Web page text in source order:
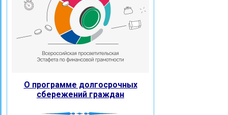
О программе долгосрочных
сбережений граждан